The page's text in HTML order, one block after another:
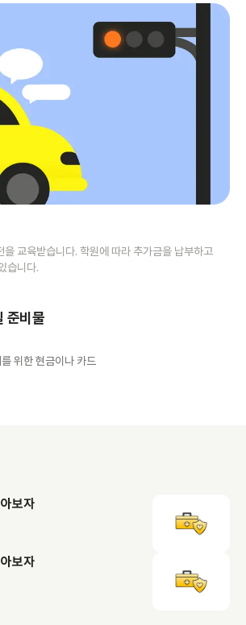
을 교육받습니다. 학원에 따라 추가금을 납부하고
습니다.
준비물
위한 현금이나 카드
보자
보자